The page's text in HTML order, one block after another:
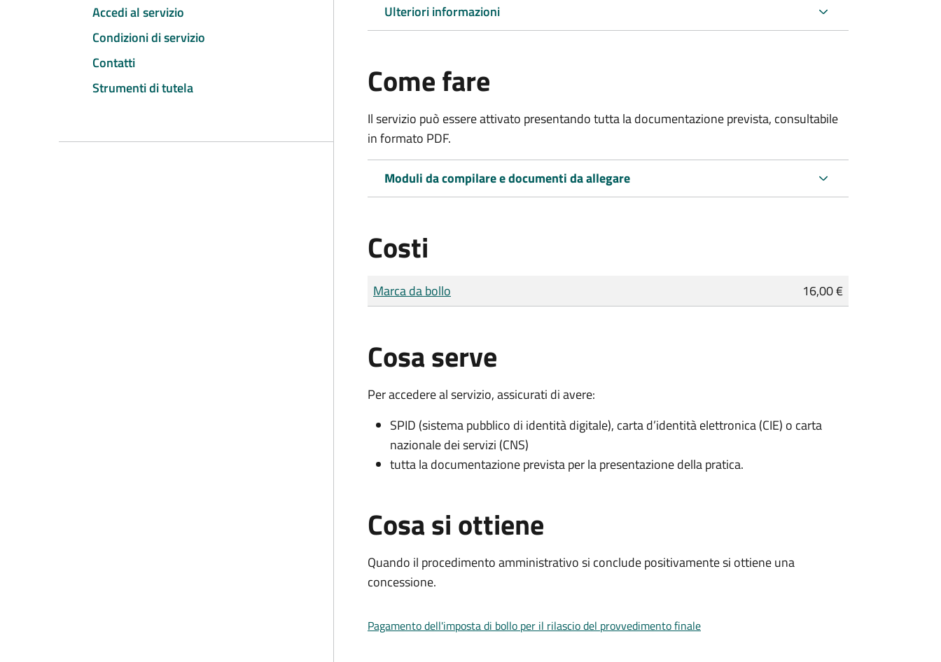
Accedi al servizio
Condizioni di servizio
Contatti
Strumenti di tutela
Ulteriori informazioni
Come fare
Il servizio può essere attivato presentando tutta la documentazione prevista, consultabile
in formato PDF.
Moduli da compilare e documenti da allegare
Costi
Tipo di pagamento
Importo
Marca da bollo 16,00 €
Cosa serve
Per accedere al servizio, assicurati di avere:
SPID (sistema pubblico di identità digitale), carta d’identità elettronica (CIE) o carta
nazionale dei servizi (CNS)
tutta la documentazione prevista per la presentazione della pratica.
Cosa si ottiene
Quando il procedimento amministrativo si conclude positivamente si ottiene una
concessione.
Pagamento dell'imposta di bollo per il rilascio del provvedimento finale